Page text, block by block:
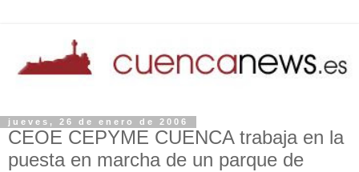
jueves, 26 de enero de 2006
CEOE CEPYME CUENCA trabaja en la
puesta en marcha de un parque de